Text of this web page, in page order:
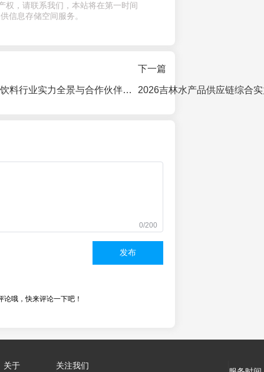
权，请联系我们，本站将在第一时间
信息存储空间服务。
2026年山西果汁饮料行业实力全景与合作伙伴选择白皮书
下一篇
0/200
发布
论哦，快来评论一下吧！
关于
关注我们